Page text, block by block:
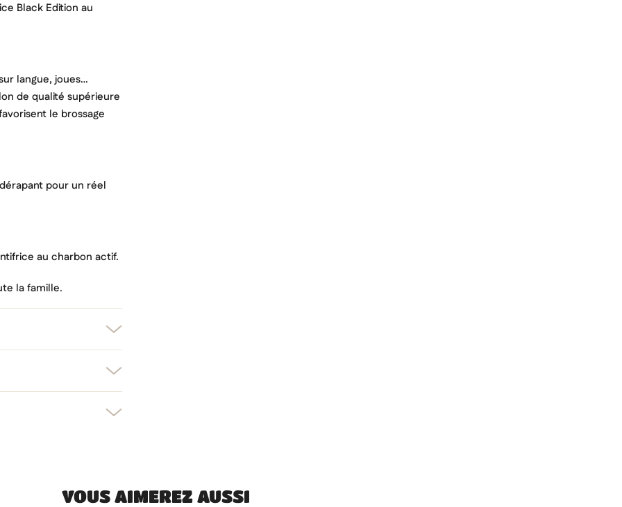
Black Edition au
langue, joues…
de qualité supérieure
le brossage
pour un réel
au charbon actif.
la famille.
VOUS AIMEREZ AUSSI
Créer une liste d'envies
devez être connecté pour ajouter des produits à votre liste d'envies.